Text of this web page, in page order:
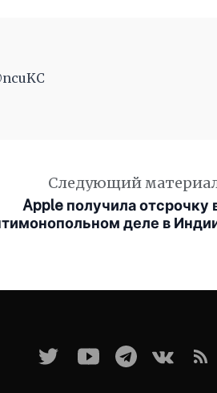
Следующий
Apple получила отсрочку
деле в